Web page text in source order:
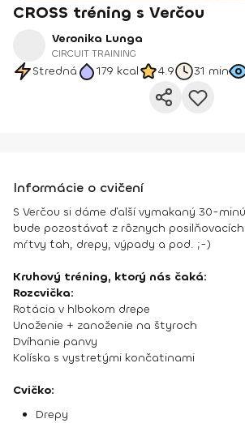
CROSS tréning s Verčou
Veronika Lunga
CIRCUIT TRAINING
Stredná 179 kcal 4.9 31 min
Informácie o cvičení
S Verčou si dáme ďalší vymakaný 30-
bude pozostávať z rôznych posilňovacích
mŕtvy ťah, drepy, výpady a pod. ;-)
Kruhový tréning, ktorý nás čaká:
Rozcvička:
Rotácia v hlbokom drepe
Unoženie + zanoženie na štyroch
Dvíhanie panvy
Kolíska s vystretými končatinami
Cvičko:
Drepy